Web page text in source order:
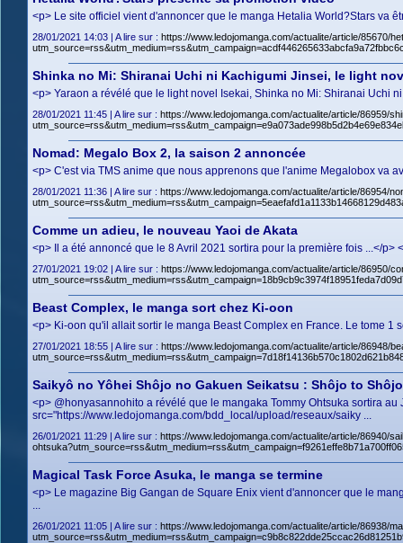
<p> Le site officiel vient d'annoncer que le manga Hetalia World?Stars va
28/01/2021 14:03 | A lire sur : https://www.ledojomanga.com/actualite/article/85670/
Shinka no Mi: Shiranai Uchi ni Kachigumi Jinsei, le light
<p> Yaraon a révélé que le light novel Isekai, Shinka no Mi: Shiranai Uchi
28/01/2021 11:45 | A lire sur : https://www.ledojomanga.com/actualite/article/86959/
Nomad: Megalo Box 2, la saison 2 annoncée
<p> C'est via TMS anime que nous apprenons que l'anime Megalobox va
28/01/2021 11:36 | A lire sur : https://www.ledojomanga.com/actualite/article/86954/
Comme un adieu, le nouveau Yaoi de Akata
<p> Il a été annoncé que le 8 Avril 2021 sortira pour la première fois ...</
27/01/2021 19:02 | A lire sur : https://www.ledojomanga.com/actualite/article/86950/
Beast Complex, le manga sort chez Ki-oon
<p> Ki-oon qu'il allait sortir le manga Beast Complex en France. Le tome
27/01/2021 18:55 | A lire sur : https://www.ledojomanga.com/actualite/article/86948/
Saikyô no Yôhei Shôjo no Gakuen Seikatsu : Shôjo to
<p> @honyasannohito a révélé que le mangaka Tommy Ohtsuka sortira au
src="https://www.ledojomanga.com/bdd_local/upload/reseaux/saiky ...
26/01/2021 11:29 | A lire sur : https://www.ledojomanga.com/actualite/article/86940/
Magical Task Force Asuka, le manga se termine
<p> Le magazine Big Gangan de Square Enix vient d'annoncer que le
...
26/01/2021 11:05 | A lire sur : https://www.ledojomanga.com/actualite/article/86938/